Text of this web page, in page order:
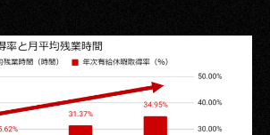
2015
2014
2013